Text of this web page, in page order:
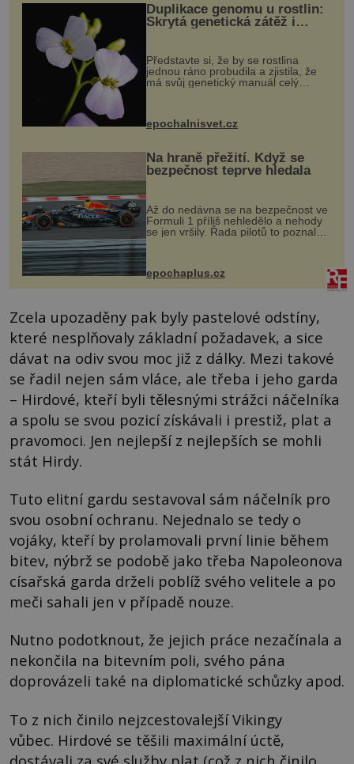
Duplikace genomu u rostlin:
Skrytá genetická zátěž i
Představte si, že by se rostlina
jednou ráno probudila a zjistila, že
má svůj genetický manuál celý
vstupenka...
epochalnisvet.cz
Na hraně přežití. Když se
bezpečnost teprve hledala
Až do nedávna se na bezpečnost ve
Formuli 1 příliš nehledělo a nehody
se jen vršily. Řada pilotů to poznala
na vlastní kůži, často s trvalými
následky nebo bohužel i ztrátou
života. Dnes nepochopiteln...
epochaplus.cz
Zcela upozaděny pak byly pastelové odstíny,
které nesplňovaly základní požadavek, a sice
dávat na odiv svou moc již z dálky. Mezi takové
se řadil nejen sám vláce, ale třeba i jeho garda
– Hirdové, kteří byli tělesnými strážci náčelníka
a spolu se svou pozicí získávali i prestiž, plat a
pravomoci. Jen nejlepší z nejlepších se mohli
stát Hirdy.
Tuto elitní gardu sestavoval sám náčelník pro
svou osobní ochranu. Nejednalo se tedy o
vojáky, kteří by prolamovali první linie během
bitev, nýbrž se podobě jako třeba Napoleonova
císařská garda drželi poblíž svého velitele a po
meči sahali jen v případě nouze.
Nutno podotknout, že jejich práce nezačínala a
nekončila na bitevním poli, svého pána
doprovázeli také na diplomatické schůzky apod.
To z nich činilo nejzcestovalejší Vikingy
vůbec. Hirdové se těšili maximální úctě,